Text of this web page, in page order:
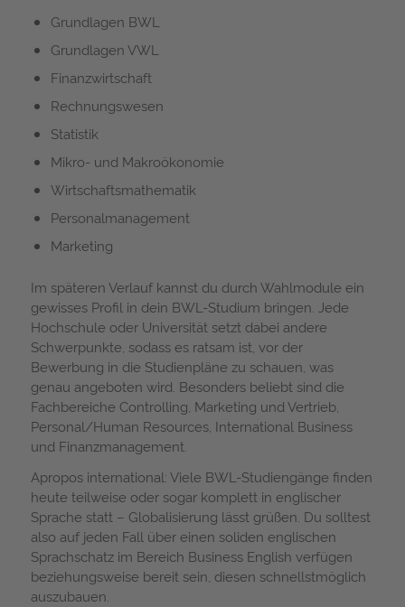
Grundlagen BWL
Grundlagen VWL
Finanzwirtschaft
Rechnungswesen
Statistik
Mikro- und Makroökonomie
Wirtschaftsmathematik
Personalmanagement
Marketing
Im späteren Verlauf kannst du durch Wahlmodule ein
gewisses Profil in dein BWL-Studium bringen. Jede
Hochschule oder Universität setzt dabei andere
Schwerpunkte, sodass es ratsam ist, vor der
Bewerbung in die Studienpläne zu schauen, was
genau angeboten wird. Besonders beliebt sind die
Fachbereiche Controlling, Marketing und Vertrieb,
Personal/Human Resources, International Business
und Finanzmanagement.
Apropos international: Viele BWL-Studiengänge finden
heute teilweise oder sogar komplett in englischer
Sprache statt – Globalisierung lässt grüßen. Du solltest
also auf jeden Fall über einen soliden englischen
Sprachschatz im Bereich Business English verfügen
beziehungsweise bereit sein, diesen schnellstmöglich
auszubauen.